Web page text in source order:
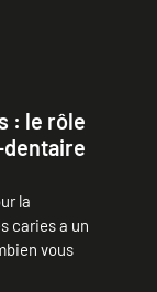
: le rôle
dentaire
la
caries a un
vous